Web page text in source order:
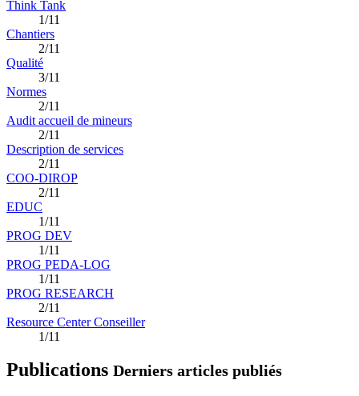
Think Tank
1/11
Chantiers
2/11
Qualité
3/11
Normes
2/11
Audit accueil de mineurs
2/11
Description de services
2/11
COO-DIROP
2/11
EDUC
1/11
PROG DEV
1/11
PROG PEDA-LOG
1/11
PROG RESEARCH
2/11
Resource Center Conseiller
1/11
Publications Derniers articles publiés